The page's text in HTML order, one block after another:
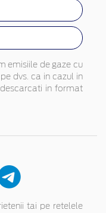
emisiile de gaze cu
dvs. ca in cazul in
in format
tai pe retelele